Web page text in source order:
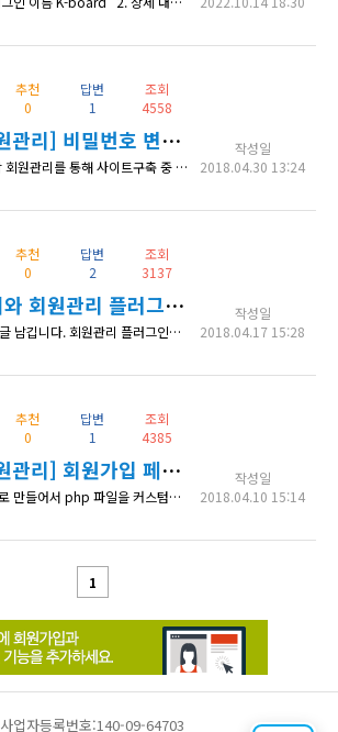
추천
0
답변
1
조회
4558
[코스모스팜 회원관리] 비밀번호 변경 프로세스를 변경하려면 어떻게 해야 하나요?
안녕하세요. 코스모스팜 회원관리를 통해 사이트구축 중 '패스워드 분실 시 패스워드 찾기' 에 대해 문의드립니다. 현재 설정값을 건드리지않은 상태에선 패스워드 분실 페이지에서 이메일을 입력하면 자동으로 패스워드가 바뀌면서, 바뀐 임의의 패스워드가 이메일로 전송되는 방식으로 작동하고 있습니다. 이 부분을 보통의 비밀번호찾기 프로세스처럼 패스워드 분실 페이지에서 이메일을 입력하면 패스워드를 바꿀 수 있는 url이 이메
작성일
2018.04.30 13:24
추천
0
답변
2
조회
3137
우커머스 페이지와 회원관리 플러그인의 연동 관련 질문 입니다.
전화로 문의 드리고 문의글 남깁니다. 회원관리 플러그인과 우커머스 네비게이션의 연동(통합) - 회원관리 플러그인에서 제공하는 my-profile 메뉴 ( 주문, 정보수정, 비밀번호수정, 로그아웃 )와 우커머스 my-account의 메뉴가 상이 한 부분을 통합하고 싶습니다.
작성일
2018.04.17 15:28
추천
0
답변
1
조회
4385
[코스모스팜 회원관리] 회원가입 페이지 템플릿 파일을 수정하고싶습니다.
다른 부분은 skin을 별도로 만들어서 php 파일을 커스텀하였는데 회원가입 관련 탬플릿은 찾을 수 없네요. skin 내에서 수정하고싶은데 어느파일을 수정하여야하나요?
작성일
2018.04.10 15:14
1
사업자등록번호:140-09-64703